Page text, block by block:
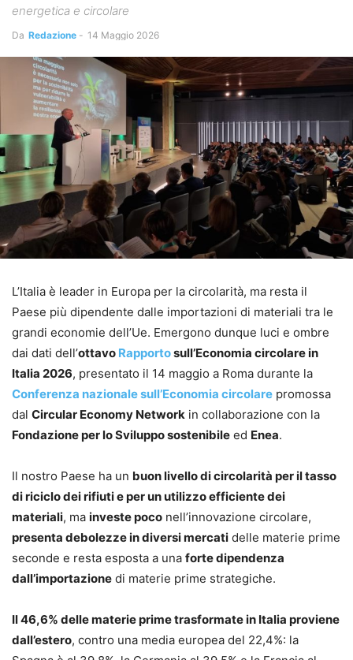
energetica e circolare
Da Redazione - 14 Maggio 2026
L’Italia è leader in Europa per la circolarità, ma resta il
Paese più dipendente dalle importazioni di materiali tra le
grandi economie dell’Ue. Emergono dunque luci e ombre
dai dati dell’ottavo Rapportosull’Economia circolare in
Italia 2026, presentato il 14 maggio a Roma durante la
Conferenza nazionale sull’Economia circolare promossa
dal Circular Economy Network in collaborazione con la
Fondazione per lo Sviluppo sostenibile ed Enea.
Il nostro Paese ha un buon livello di circolarità per il tasso
di riciclo dei rifiuti e per un utilizzo efficiente dei
materiali, ma investe poco nell’innovazione circolare,
presenta debolezze in diversi mercati delle materie prime
seconde e resta esposta a una forte dipendenza
dall’importazione di materie prime strategiche.
Il 46,6% delle materie prime trasformate in Italia proviene
dall’estero, contro una media europea del 22,4%: la